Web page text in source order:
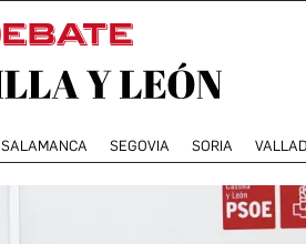
SALAMANCA SEGOVIA SORIA